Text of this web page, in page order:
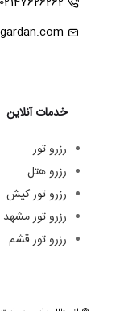
خدمات آنلاین
رزرو تور
رزرو هتل
رزرو تور کیش
رزرو تور مشهد
رزرو تور قشم